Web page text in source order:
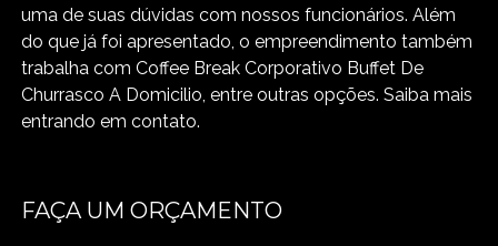
uma de suas dúvidas com nossos funcionários. Além
do que já foi apresentado, o empreendimento também
trabalha com Coffee Break Corporativo Buffet De
Churrasco A Domicilio, entre outras opções. Saiba mais
entrando em contato.
FAÇA UM ORÇAMENTO